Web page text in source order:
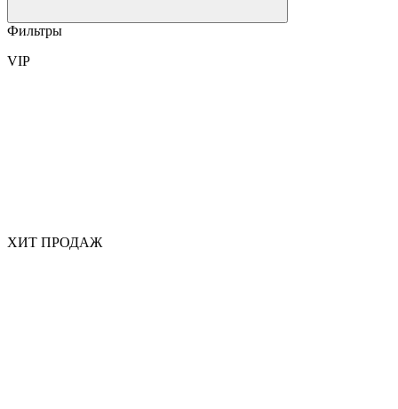
Фильтры
VIP
ХИТ ПРОДАЖ